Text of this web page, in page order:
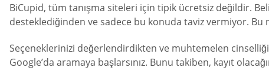
BiCupid, tüm tanışma siteleri için tipik ücretsiz değildir.
desteklediğinden ve sadece bu konuda taviz vermiyor. Bu
Seçeneklerinizi değerlendirdikten ve muhtemelen
Google’da aramaya başlarsınız. Bunu takiben, kayıt